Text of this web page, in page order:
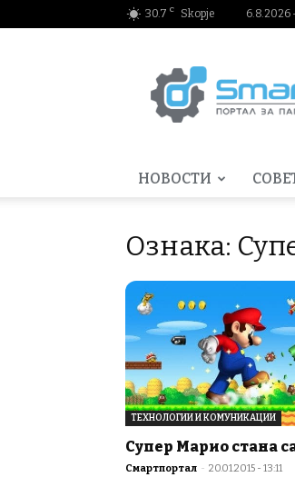
30.7 C Skopje 6.8.2026
НОВОСТИ
Ознака:
ТЕХНОЛОГИИ И КОМУНИКАЦИИ
Супер Марио стана
Смартпортал - 20.01.2015 - 13:11